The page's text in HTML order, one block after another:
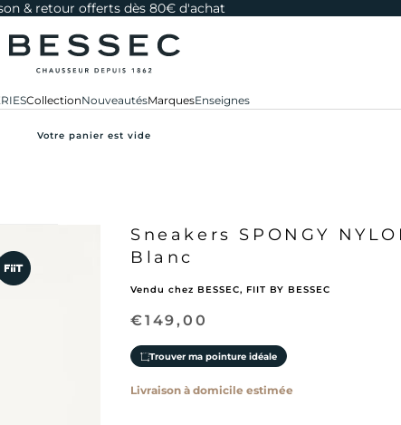
& retour offerts dès 80€ d'achat
bessec-chaussures
CollectionNouveautésMarquesEnseignes
Votre panier est vide
Sneakers SPONGY
Blanc
Vendu chez BESSEC, FIIT BY BESSEC
Prix de vente
€149,00
Trouver ma pointure idéale